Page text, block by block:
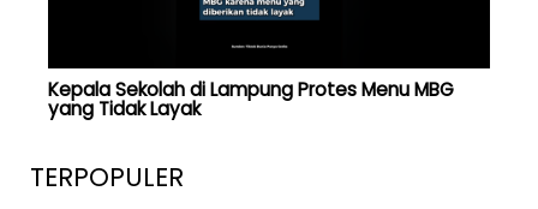
Kepala Sekolah di Lampung Protes Menu MBG
yang Tidak Layak
TERPOPULER